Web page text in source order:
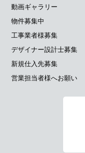
動画ギャラリー
物件募集中
工事業者様募集
デザイナー設計士募集
新規仕入先募集
営業担当者様へお願い